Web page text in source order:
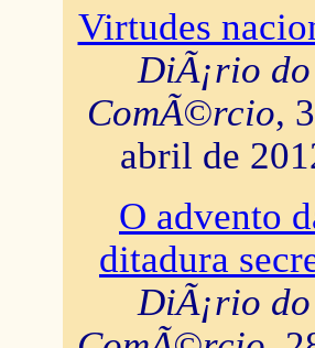
Virtudes
DiÃ¡rio do
ComÃ©rcio,
abril de
O advento
ditadura
DiÃ¡rio do